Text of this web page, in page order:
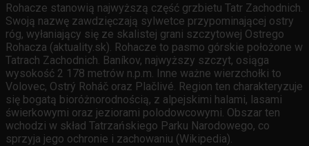
Rohacze stanowią najwyższą część grzbietu Tatr Zachodnich.
Swoją nazwę zawdzięczają sylwetce przypominającej ostry
róg, wyłaniający się ze skalistej grani szczytowej Ostrego
Rohacza (aktuality.sk). Rohacze to pasmo górskie położone w
Tatrach Zachodnich. Baníkov, najwyższy szczyt, osiąga
wysokość 2 178 metrów n.p.m. Inne ważne wierzchołki to
Volovec, Ostrý Roháč oraz Plačlivé. Region ten charakteryzuje
się bogatą bioróżnorodnością, z alpejskimi halami, lasami
świerkowymi oraz jeziorami polodowcowymi. Obszar ten
wchodzi w skład Tatrzańskiego Parku Narodowego, co
sprzyja jego ochronie i zachowaniu (Wikipedia).